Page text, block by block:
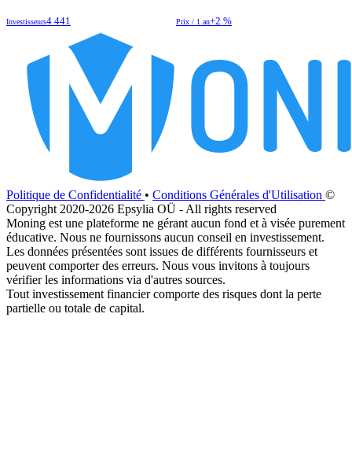
Investisseurs4 441 Prix / 1 an+2 %
Politique de Confidentialité • Conditions Générales d'Utilisation ©
Copyright 2020-2026 Epsylia OÜ - All rights reserved
Moning est une plateforme ne gérant aucun fond et à visée purement
éducative. Nous ne fournissons aucun conseil en investissement.
Les données présentées sont issues de différents fournisseurs et
peuvent comporter des erreurs. Nous vous invitons à toujours
vérifier les informations via d'autres sources.
Tout investissement financier comporte des risques dont la perte
partielle ou totale de capital.